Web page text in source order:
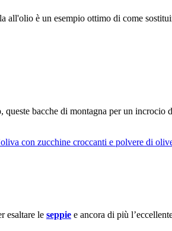
all'olio è un esempio ottimo di come
bacche di montagna per un
con zucchine croccanti e polvere di
esaltare le seppie e ancora di più